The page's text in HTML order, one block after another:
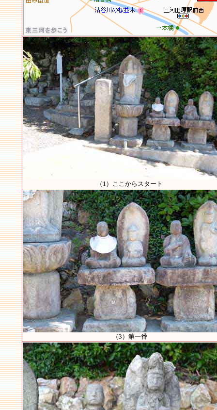
（1）ここからスタート
（3）第一番